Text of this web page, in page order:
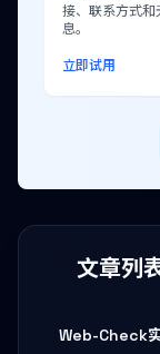
文章列
Web-Check
接、联系方式和
息。
立即试用